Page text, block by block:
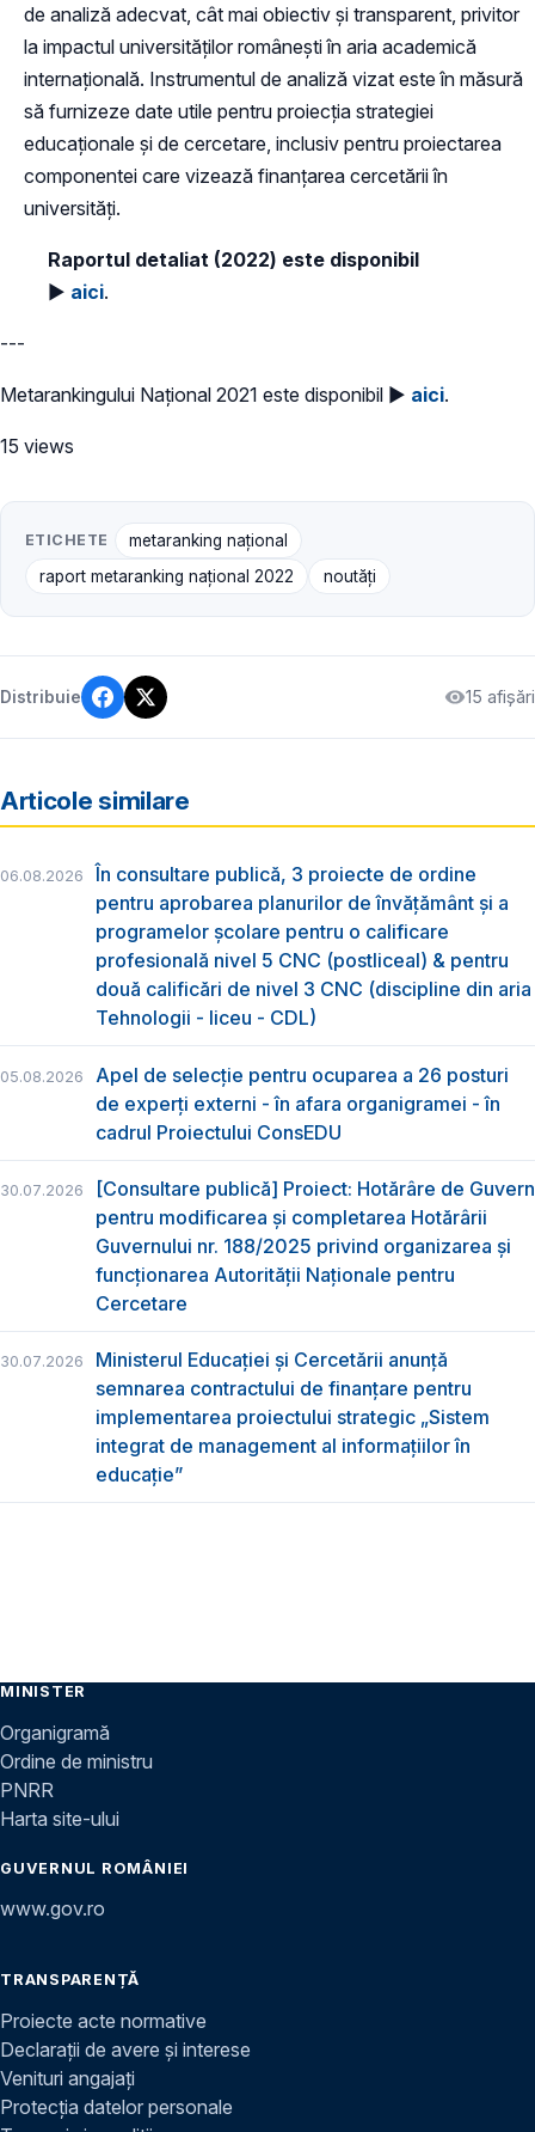
de analiză adecvat, cât mai obiectiv și transparent, privitor
la impactul universităților românești în aria academică
internațională. Instrumentul de analiză vizat este în măsură
să furnizeze date utile pentru proiecția strategiei
educaționale și de cercetare, inclusiv pentru proiectarea
componentei care vizează finanțarea cercetării în
universități.
Raportul detaliat (2022) este disponibil
► aici.
---
Metarankingului Național 2021 este disponibil ► aici.
15 views
ETICHETE
metaranking național
raport metaranking național 2022
noutăți
Distribuie 15 afișări
Articole similare
06.08.2026
În consultare publică, 3 proiecte de ordine
pentru aprobarea planurilor de învățământ și a
programelor școlare pentru o calificare
profesională nivel 5 CNC (postliceal) & pentru
două calificări de nivel 3 CNC (discipline din aria
Tehnologii - liceu - CDL)
05.08.2026
Apel de selecție pentru ocuparea a 26 posturi
de experți externi - în afara organigramei - în
cadrul Proiectului ConsEDU
30.07.2026
[Consultare publică] Proiect: Hotărâre de Guvern
pentru modificarea și completarea Hotărârii
Guvernului nr. 188/2025 privind organizarea şi
funcţionarea Autorităţii Naţionale pentru
Cercetare
30.07.2026
Ministerul Educației și Cercetării anunță
semnarea contractului de finanțare pentru
implementarea proiectului strategic „Sistem
integrat de management al informațiilor în
educație”
MINISTER
Organigramă
Ordine de ministru
PNRR
Harta site-ului
GUVERNUL ROMÂNIEI
www.gov.ro
TRANSPARENȚĂ
Proiecte acte normative
Declarații de avere și interese
Venituri angajați
Protecția datelor personale